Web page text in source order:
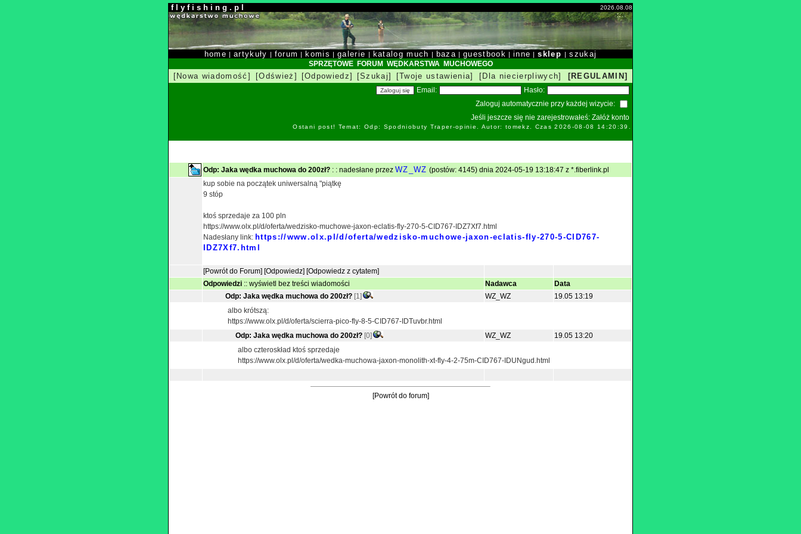
f l y f i s h i n g . p l 2026.08.08
home |artykuły | forum | komis |galerie | katalog much | baza | guestbook | inne |sklep |szukaj
SPRZĘTOWE FORUM WĘDKARSTWA MUCHOWEGO
[Nowa wiadomość] [Odśwież] [Odpowiedz] [Szukaj] [Twoje ustawienia] [Dla niecierpliwych] [REGULAMIN]
Email:
Hasło:
Zaloguj automatycznie przy każdej wizycie:
Jeśli jeszcze się nie zarejestrowałeś: Załóż konto
Ostani post! Temat: Odp: Spodniobuty Traper-opinie. Autor: tomekz. Czas 2026-08-08 14:20:39.
Odp: Jaka wędka muchowa do 200zł? : : nadesłane przez WZ_WZ (postów: 4145) dnia 2024-05-19 13:18:47 z *.fiberlink.pl
kup sobie na początek uniwersalną "piątkę
9 stóp
ktoś sprzedaje za 100 pln
https://www.olx.pl/d/oferta/wedzisko-muchowe-jaxon-eclatis-fly-270-5-CID767-IDZ7Xf7.html
Nadesłany link: https://www.olx.pl/d/oferta/wedzisko-muchowe-jaxon-eclatis-fly-270-5-CID767-
IDZ7Xf7.html
[Powrót do Forum] [Odpowiedz] [Odpowiedz z cytatem]
Odpowiedzi :: wyświetl bez treści wiadomości Nadawca
Data
Odp: Jaka wędka muchowa do 200zł? [1] WZ_WZ
19.05 13:19
albo krótszą:
https://www.olx.pl/d/oferta/scierra-pico-fly-8-5-CID767-IDTuvbr.html
Odp: Jaka wędka muchowa do 200zł? [0] WZ_WZ
19.05 13:20
albo czteroskład ktoś sprzedaje
https://www.olx.pl/d/oferta/wedka-muchowa-jaxon-monolith-xt-fly-4-2-75m-CID767-IDUNgud.html
[Powrót do forum]